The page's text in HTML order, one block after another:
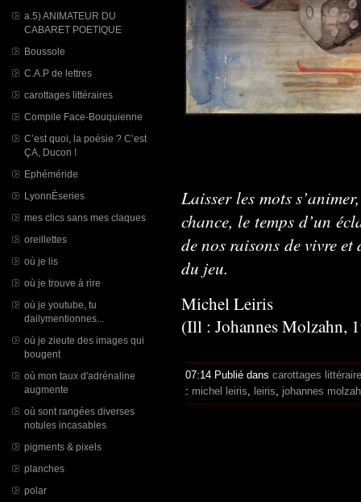
a.5) ANIMATEUR DU
CABARET POETIQUE
Boussole
C.A.P de lettres
carottages littéraires
Compile Face-Bouquienne
C’est quoi, la poésie ? C’est
ÇA, Ducon !
Ephéméride
LyonnÈseries
mes clics sans mes claques
oreillettes
où je lis
où je trouve à rire
où je youtube, tu
dailymentionnes...
où je zieute des images qui
bougent
où mon taux d'adrénaline
augmente
où sont rangées diverses
notules incasables
pigments & pixels
planches
polar
Laisser les mots
chance, le temps d’un
de nos raisons de vivre
du jeu.
Michel Leiris
(Ill : Johannes Molzahn,
07:14 Publié dans carottages
: michel leiris, leiris, johannes